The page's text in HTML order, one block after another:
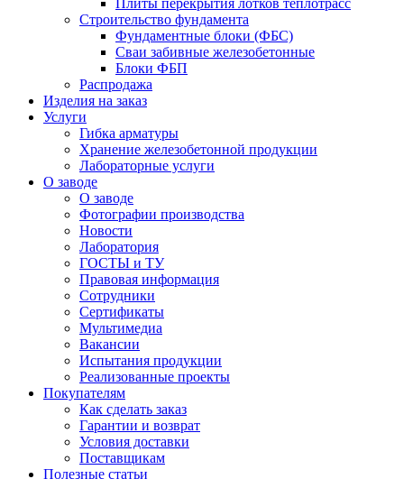
Плиты перекрытия лотков теплотрасс
Строительство фундамента
Фундаментные блоки (ФБС)
Сваи забивные железобетонные
Блоки ФБП
Распродажа
Изделия на заказ
Услуги
Гибка арматуры
Хранение железобетонной продукции
Лабораторные услуги
О заводе
О заводе
Фотографии производства
Новости
Лаборатория
ГОСТЫ и ТУ
Правовая информация
Сотрудники
Сертификаты
Мультимедиа
Вакансии
Испытания продукции
Реализованные проекты
Покупателям
Как сделать заказ
Гарантии и возврат
Условия доставки
Поставщикам
Полезные статьи